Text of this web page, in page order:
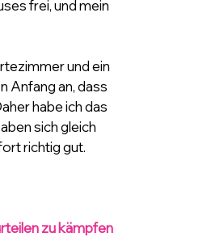
frei, und mein
und ein
Anfang an, dass
habe ich das
sich gleich
richtig gut.
zu kämpfen